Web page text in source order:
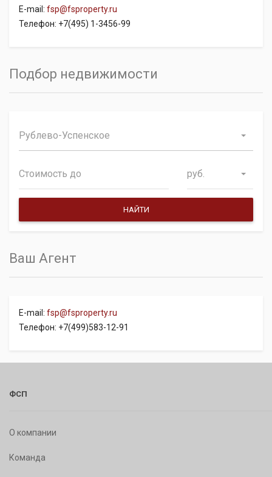
E-mail: fsp@fsproperty.ru
Телефон: +7(495) 1-3456-99
Подбор недвижимости
Рублево-Успенское
руб.
Ваш Агент
E-mail: fsp@fsproperty.ru
Телефон: +7(499)583-12-91
ФСП
О компании
Команда